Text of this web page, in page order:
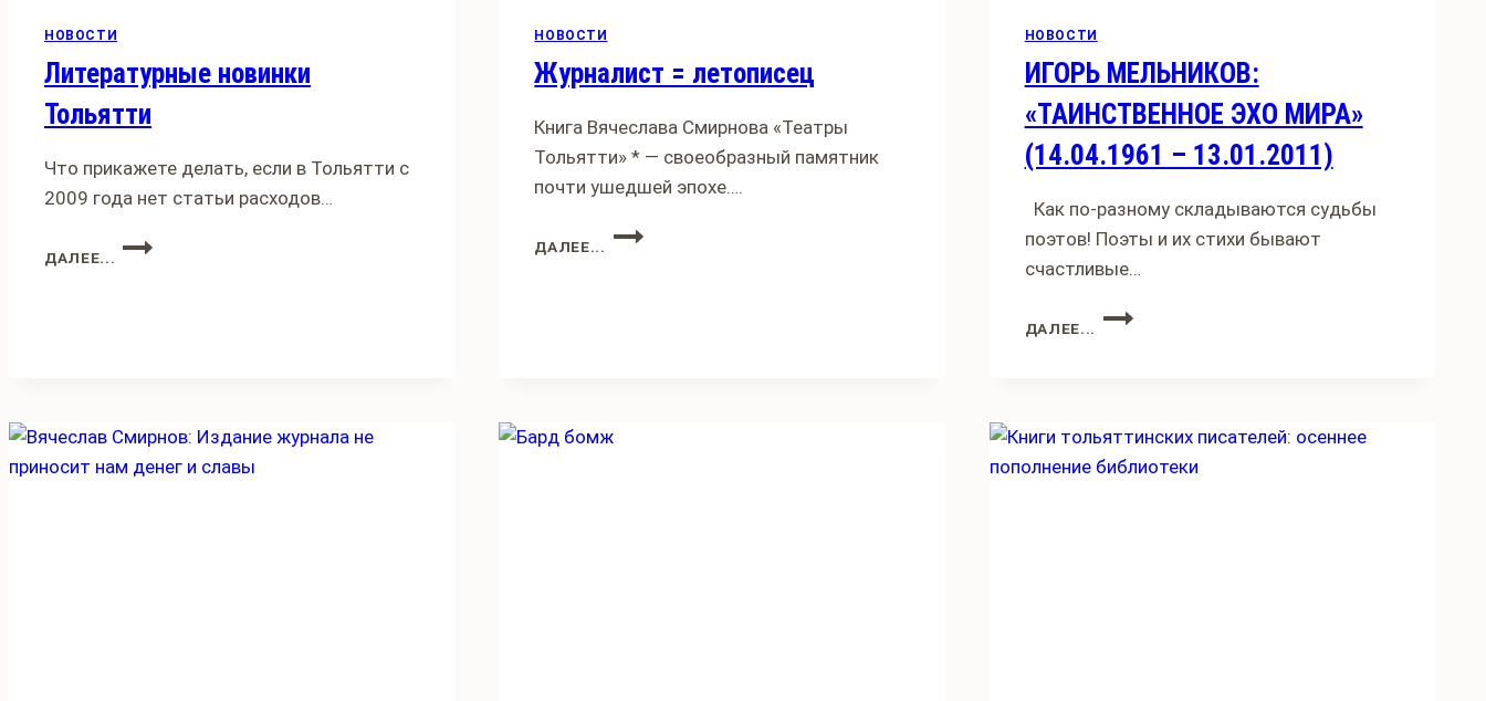
НОВОСТИ
Литературные новинки
Тольятти
Что прикажете делать, если в Тольятти с
2009 года нет статьи расходов…
ДАЛЕЕ...
ЛИТЕРАТУРНЫЕ
НОВОСТИ
Журналист = летописец
Книга Вячеслава Смирнова «Театры
Тольятти» * — своеобразный памятник
почти ушедшей эпохе….
ДАЛЕЕ...
ЖУРНАЛИСТ
НОВОСТИ
ИГОРЬ МЕЛЬНИКОВ:
«ТАИНСТВЕННОЕ ЭХО МИРА»
(14.04.1961 – 13.01.2011)
Как по-разному складываются судьбы
поэтов! Поэты и их стихи бывают
счастливые…
ДАЛЕЕ...
ИГОРЬ
13.01.2011)